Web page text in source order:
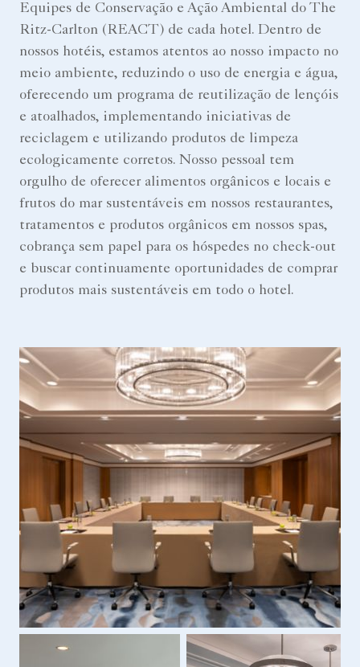
Equipes de Conservação e Ação Ambiental do The
Ritz-Carlton (REACT) de cada hotel. Dentro de
nossos hotéis, estamos atentos ao nosso impacto no
meio ambiente, reduzindo o uso de energia e água,
oferecendo um programa de reutilização de lençóis
e atoalhados, implementando iniciativas de
reciclagem e utilizando produtos de limpeza
ecologicamente corretos. Nosso pessoal tem
orgulho de oferecer alimentos orgânicos e locais e
frutos do mar sustentáveis em nossos restaurantes,
tratamentos e produtos orgânicos em nossos spas,
cobrança sem papel para os hóspedes no check-out
e buscar continuamente oportunidades de comprar
produtos mais sustentáveis em todo o hotel.